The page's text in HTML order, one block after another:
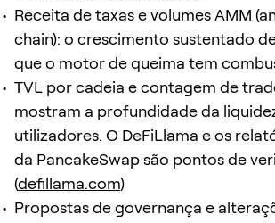
Receita de taxas e volumes AMM
chain): o crescimento sustentado
que o motor de queima tem
TVL por cadeia e contagem de
mostram a profundidade da
utilizadores. O DeFiLlama e os
da PancakeSwap são pontos de
(defillama.com)
Propostas de governança e